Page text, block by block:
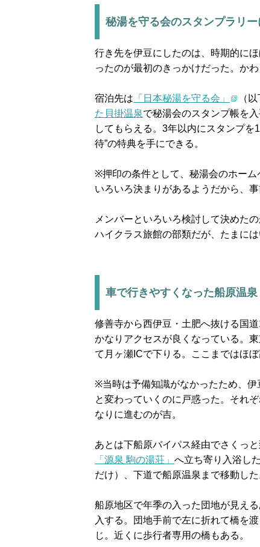
秘湯を守る会のスタンプラリ
行き先を伊豆にしたのは、時期的に
ったのが最初のきっかけだった。か
宿泊先は 「日本秘湯を守る会」 （
た貝掛温泉で秘湯会のスタンプ帳を
してもらえる。3年以内にスタンプを
待”の特典を手にできる。
※押印の条件として、秘湯会のホー
いろいろ決まりがあるようだから、
メンバーといろいろ検討して決めた
ハイクラス旅館の部類だが、たまに
車で行きやすくなった船原温泉
修善寺から西伊豆・土肥へ抜ける国
かなりアクセスが良くなっている。
て月ヶ瀬ICで下りる。ここまではほ
※当時は予備知識がなかったため、
と変わっていくのに戸惑った。それ
なりに進むのが吉。
あとは下船原バイパス経由でさくっ
「源泉 駒の湯荘」 へ立ち寄り入浴し
だけ）、下道で船原温泉まで移動した
船原地区で年季の入った団地が見え
入する。団地手前で左に折れて橋を
じ。近くに歩行者専用の橋もある。